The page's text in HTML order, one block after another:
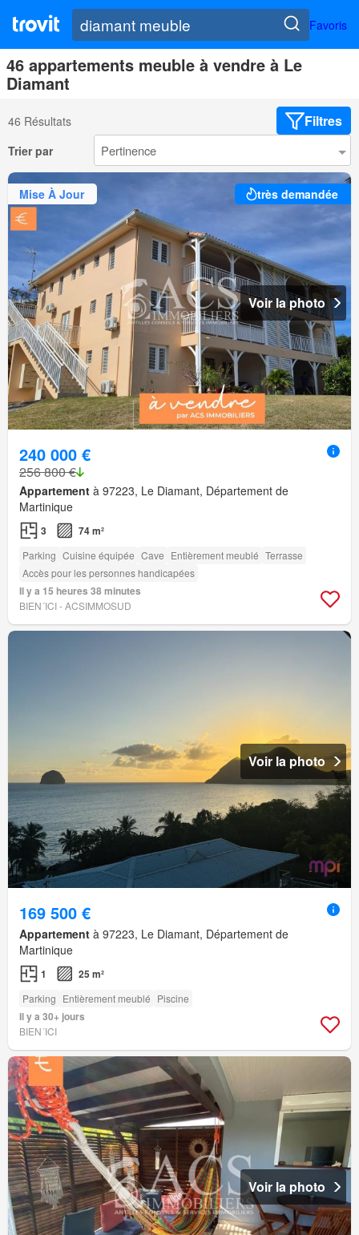
Favoris
46 appartements meuble à vendre à Le
Diamant
46 Résultats Filtres
Trier par
Mise À Jour très demandée
Voir la photo
240 000 €
256 800 €
Appartement à 97223, Le Diamant, Département de
Martinique
3 74 m²
Parking Cuisine équipée Cave Entièrement meublé Terrasse
Accès pour les personnes handicapées
Il y a 15 heures 38 minutes
BIEN´ICI - ACSIMMOSUD
Voir la photo
169 500 €
Appartement à 97223, Le Diamant, Département de
Martinique
1 25 m²
Parking Entièrement meublé Piscine
Il y a 30+ jours
BIEN´ICI
Voir la photo